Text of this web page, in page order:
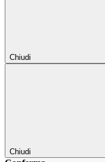
Chiudi
Chiudi